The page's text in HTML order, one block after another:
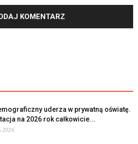
uderza w prywatną oświatę.
na 2026 rok całkowicie...
2026